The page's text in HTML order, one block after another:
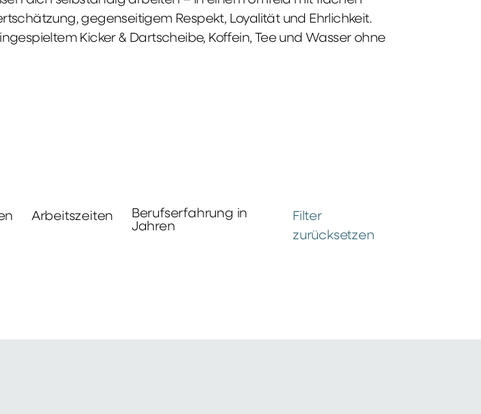
gegenseitigem Respekt, Loyalität und Ehrlichkeit.
Kicker & Dartscheibe, Koffein, Tee und Wasser ohne
Arbeitszeiten
Berufserfahrung in
Jahren
Filter
zurücksetzen